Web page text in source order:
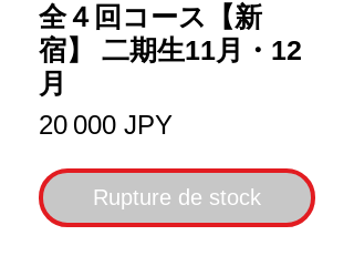
全４回コース【新
宿】 二期生11月・12
月
20 000 JPYPrix
Rupture de stock